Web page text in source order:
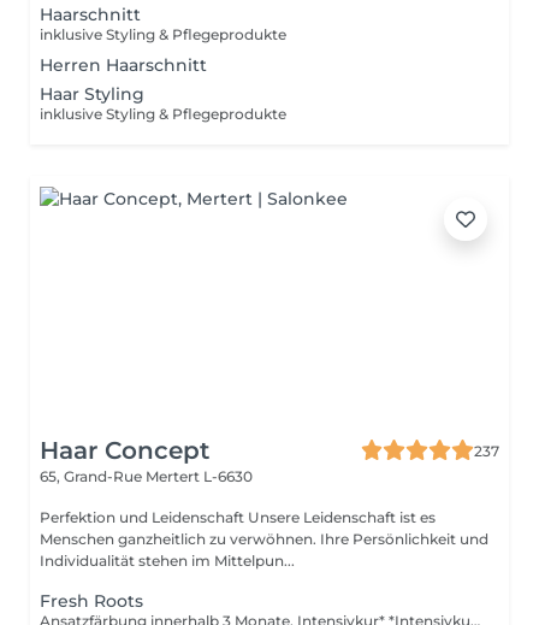
Haarschnitt
inklusive Styling & Pflegeprodukte
Herren Haarschnitt
Haar Styling
inklusive Styling & Pflegeprodukte
Haar Concept
237
65, Grand-Rue Mertert L-6630
Perfektion und Leidenschaft Unsere Leidenschaft ist es
Menschen ganzheitlich zu verwöhnen. Ihre Persönlichkeit und
Individualität stehen im Mittelpun...
Fresh Roots
Ansatzfärbung innerhalb 3 Monate, Intensivkur* *Intensivkur: Versorgt das Haar mit hochkonzentrierten Pflegewirkstoffen, die tief in die Haarstruktur eindringen und Schäden gezielt reparieren